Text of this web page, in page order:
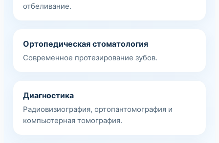
отбеливание.
Ортопедическая стоматология
Современное протезирование зубов.
Диагностика
Радиовизиография, ортопантомография и
компьютерная томография.